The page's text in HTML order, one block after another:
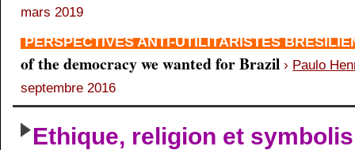
mars 2019
PERSPECTIVES ANTI-UTILITARISTES
of the democracy we wanted for Brazil › Paulo
septembre 2016
Ethique, religion et